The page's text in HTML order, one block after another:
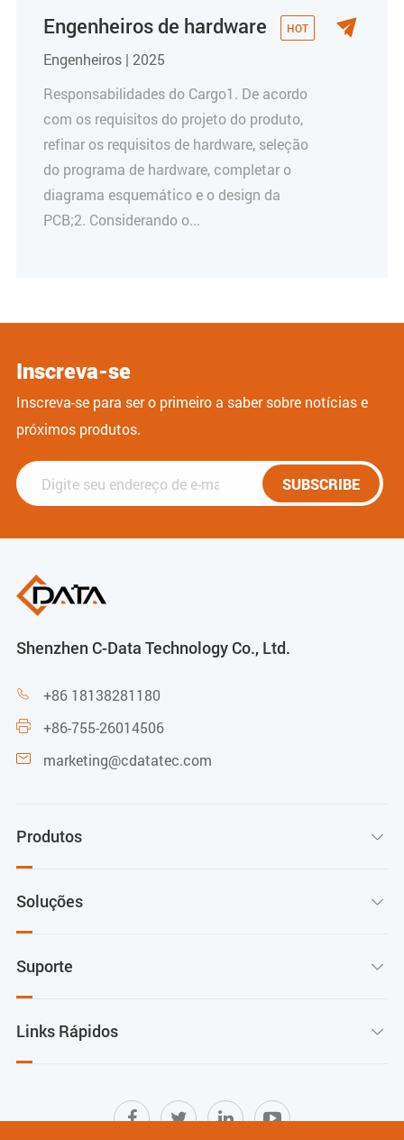
Engenheiros de hardware
Engenheiros | 2025
Responsabilidades do Cargo1. De acordo
com os requisitos do projeto do produto,
refinar os requisitos de hardware, seleção
do programa de hardware, completar o
diagrama esquemático e o design da
PCB;2. Considerando o...

Inscreva-se
Inscreva-se para ser o primeiro a saber sobre notícias e
próximos produtos.
SUBSCRIBE
Shenzhen C-Data Technology Co., Ltd.
 +86 18138281180
 +86-755-26014506
 marketing@cdatatec.com
Produtos 
Soluções 
Suporte 
Links Rápidos 